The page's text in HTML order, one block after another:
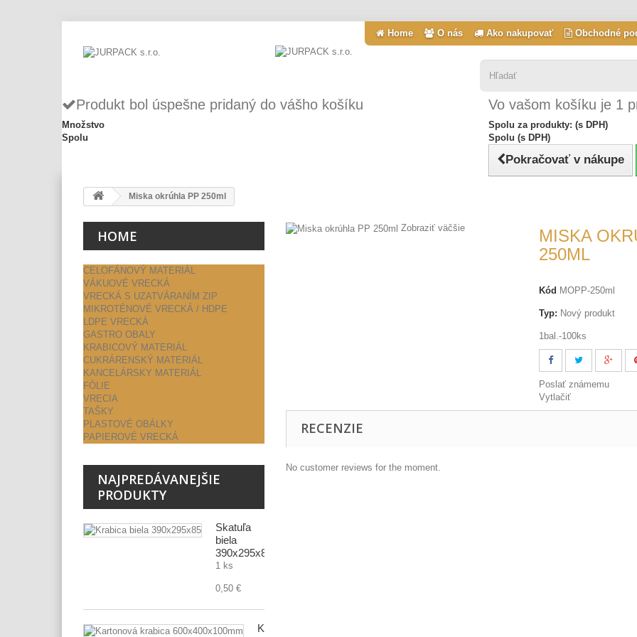
Home O nás Ako nakupovať Obchodné
Produkt bol úspešne pridaný do vášho košíku
Množstvo
Spolu
Vo vašom košíku je 1
Spolu za produkty: (s DPH)
Spolu (s DPH)
Pokračovať v nákupe
Miska okrúhla PP 250ml
HOME
CELOFÁNOVÝ MATERIÁL
VÁKUOVÉ VRECKÁ
VRECKÁ S UZATVÁRANÍM ZIP
MIKROTÉNOVÉ VRECKÁ / HDPE
LDPE VRECKÁ
GASTRO OBALY
KRABICOVÝ MATERIÁL
CUKRÁRENSKÝ MATERIÁL
KANCELÁRSKY MATERIÁL
FÓLIE
VRECIA
TAŠKY
PLASTOVÉ OBÁLKY
PAPIEROVÉ VRECKÁ
NAJPREDÁVANEJŠIE
PRODUKTY
Škatuľa
biela
390x295x85
1 ks
0,50 €
Kartónová
Zobraziť väčšie
MISKA
250ML
Kód MOPP-250ml
Typ: Nový produkt
1bal.-100ks
Poslať známemu
Vytlačiť
RECENZIE
No customer reviews for the moment.